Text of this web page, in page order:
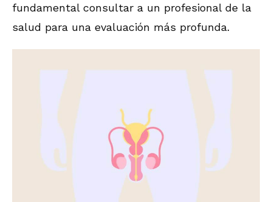
fundamental consultar a un profesional de la
salud para una evaluación más profunda.